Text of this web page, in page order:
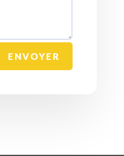
ENVOYER